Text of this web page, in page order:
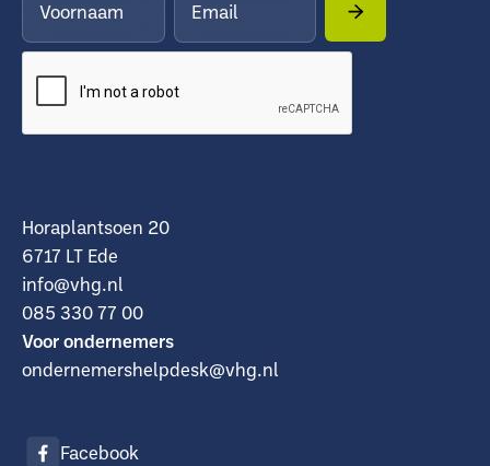
Horaplantsoen 20
6717 LT Ede
info@vhg.nl
085 330 77 00
Voor ondernemers
ondernemershelpdesk@vhg.nl
Facebook